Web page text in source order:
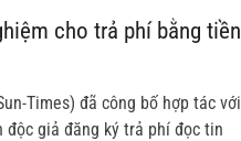
cho trả phí bằng tiền
Times) đã công bố hợp tác với
độc giả đăng ký trả phí đọc tin